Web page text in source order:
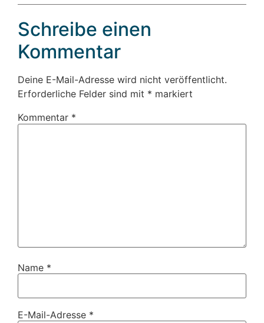
Schreibe einen
Kommentar
Deine E-Mail-Adresse wird nicht veröffentlicht.
Erforderliche Felder sind mit * markiert
Kommentar *
Name *
E-Mail-Adresse *